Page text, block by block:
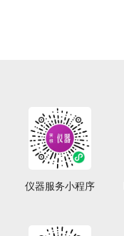
仪器服务小程序